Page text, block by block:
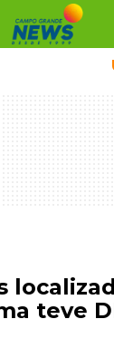
teve